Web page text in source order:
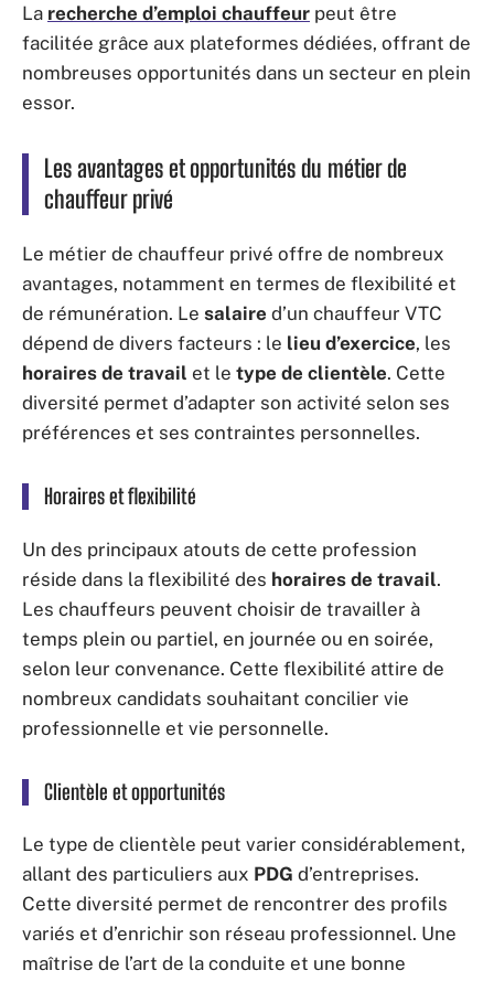
La recherche d’emploi chauffeur peut être
facilitée grâce aux plateformes dédiées, offrant de
nombreuses opportunités dans un secteur en plein
essor.
Les avantages et opportunités du métier de
chauffeur privé
Le métier de chauffeur privé offre de nombreux
avantages, notamment en termes de flexibilité et
de rémunération. Le salaire d’un chauffeur VTC
dépend de divers facteurs : le lieu d’exercice, les
horaires de travail et le type de clientèle. Cette
diversité permet d’adapter son activité selon ses
préférences et ses contraintes personnelles.
Horaires et flexibilité
Un des principaux atouts de cette profession
réside dans la flexibilité des horaires de travail.
Les chauffeurs peuvent choisir de travailler à
temps plein ou partiel, en journée ou en soirée,
selon leur convenance. Cette flexibilité attire de
nombreux candidats souhaitant concilier vie
professionnelle et vie personnelle.
Clientèle et opportunités
Le type de clientèle peut varier considérablement,
allant des particuliers aux PDG d’entreprises.
Cette diversité permet de rencontrer des profils
variés et d’enrichir son réseau professionnel. Une
maîtrise de l’art de la conduite et une bonne